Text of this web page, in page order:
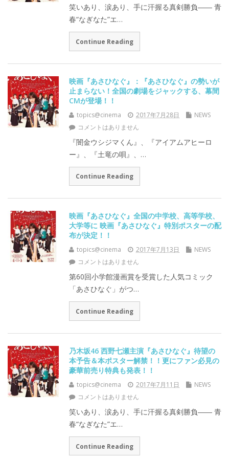
笑いあり、涙あり、手に汗握る真剣勝負―― 青
春“なぎなた”エ…
Continue Reading
映画『あさひなぐ』：『あさひなぐ』の勢いが
止まらない！全国の劇場をジャックする、幕間
CMが登場！！
topics@cinema 2017年7月28日
NEWS
コメントはありません
『闇金ウシジマくん』、『アイアムアヒーロ
ー』、『土竜の唄』、…
Continue Reading
映画『あさひなぐ』全国の中学校、高等学校、
大学等に 映画『あさひなぐ』特別ポスターの配
布が決定！！
topics@cinema 2017年7月13日
NEWS
コメントはありません
第60回小学館漫画賞を受賞した人気コミック
「あさひなぐ」がつ…
Continue Reading
乃木坂46 西野七瀬主演『あさひなぐ』待望の
本予告＆本ポスター解禁！！更にファン必見の
豪華前売り特典も発表！！
topics@cinema 2017年7月11日
NEWS
コメントはありません
笑いあり、涙あり、手に汗握る真剣勝負―― 青
春“なぎなた”エ…
Continue Reading